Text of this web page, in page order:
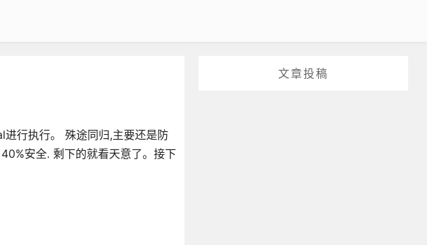
文章投稿
行执行。 殊途同归,主要还是防
安全. 剩下的就看天意了。接下